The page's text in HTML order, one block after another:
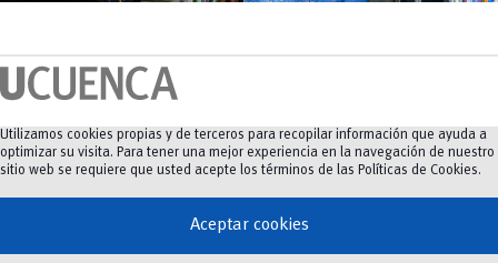
Universidad de Cuenca
Av. 12 de Abril y Agustín Cueva
Utilizamos cookies propias y de terceros para recopilar información que ayuda a
optimizar su visita. Para tener una mejor experiencia en la navegación de nuestro
sitio web se requiere que usted acepte los términos de las Políticas de Cookies.
Aceptar cookies